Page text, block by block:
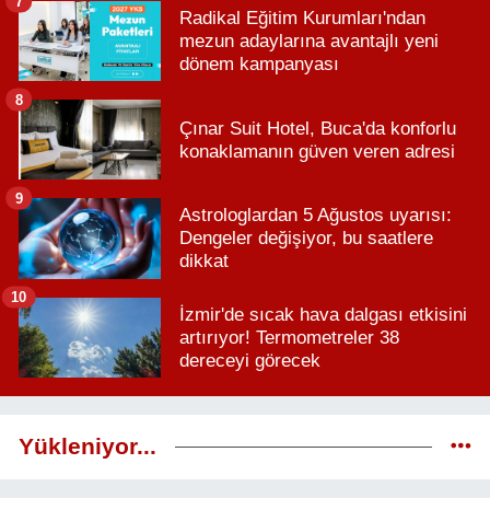
Radikal Eğitim Kurumları'ndan
mezun adaylarına avantajlı yeni
dönem kampanyası
Çınar Suit Hotel, Buca'da konforlu
konaklamanın güven veren adresi
8
Astrologlardan 5 Ağustos uyarısı:
Dengeler değişiyor, bu saatlere
dikkat
9
İzmir'de sıcak hava dalgası etkisini
artırıyor! Termometreler 38
dereceyi görecek
10
Yükleniyor...